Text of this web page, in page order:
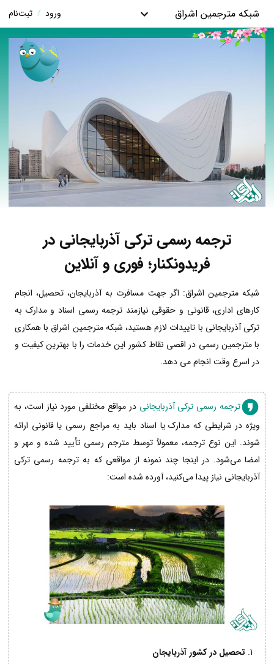
شبکه مترجمین اشراق ورود / ثبت‌نام
ترجمه رسمی ترکی آذربایجانی در
فریدونکنار؛ فوری و آنلاین
شبکه مترجمین اشراق: اگر جهت مسافرت به آذربایجان، تحصیل، انجام
کارهای اداری، قانونی و حقوقی نیازمند ترجمه رسمی اسناد و مدارک به
ترکی آذربایجانی با تاییدات لازم هستید، شبکه مترجمین اشراق با همکاری
با مترجمین رسمی در اقصی نقاط کشور این خدمات را با بهترین کیفیت و
در اسرع وقت انجام می دهد.
ترجمه رسمی ترکی آذربایجانیدر مواقع مختلفی مورد نیاز است، به
ویژه در شرایطی که مدارک یا اسناد باید به مراجع رسمی یا قانونی ارائه
شوند. این نوع ترجمه، معمولاً توسط مترجم رسمی تأیید شده و مهر و
امضا می‌شود. در اینجا چند نمونه از مواقعی که به ترجمه رسمی ترکی
آذربایجانی نیاز پیدا می‌کنید، آورده شده است:
تحصیل در کشور آذربایجان